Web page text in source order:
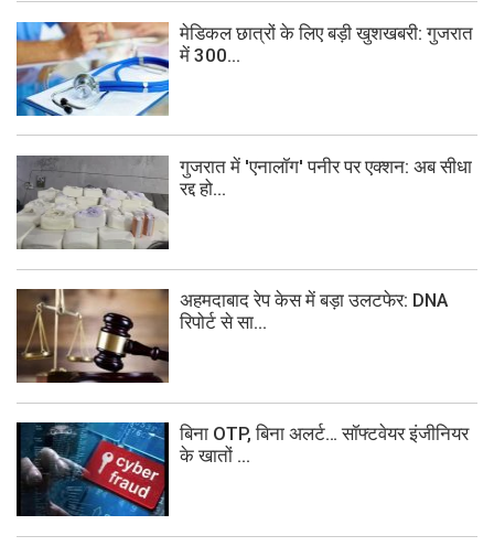
मेडिकल छात्रों के लिए बड़ी खुशखबरी: गुजरात
में 300...
गुजरात में 'एनालॉग' पनीर पर एक्शन: अब सीधा
रद्द हो...
अहमदाबाद रेप केस में बड़ा उलटफेर: DNA
रिपोर्ट से सा...
बिना OTP, बिना अलर्ट… सॉफ्टवेयर इंजीनियर
के खातों ...